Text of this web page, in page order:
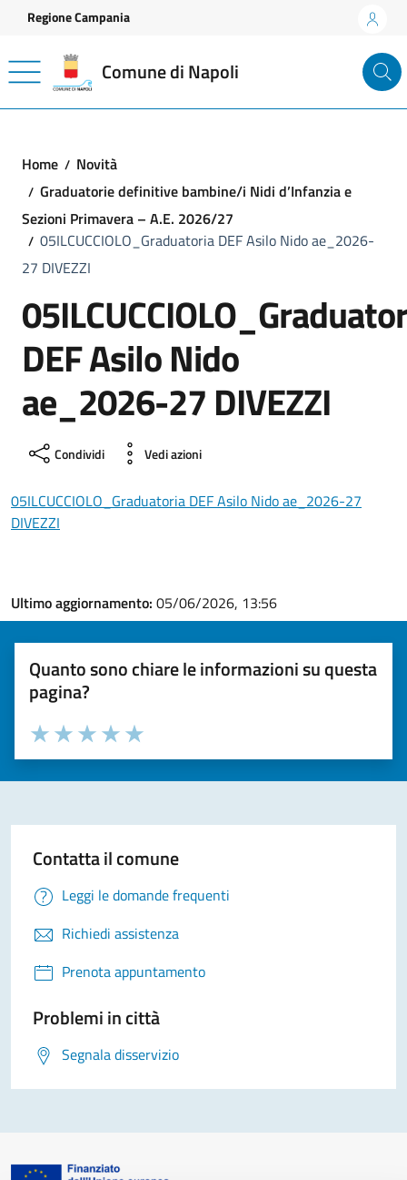
Vai ai contenuti
Vai al footer
Regione Campania
Comune di Napoli
Home
Novità
Graduatorie definitive bambine/i Nidi d’Infanzia e
Sezioni Primavera – A.E. 2026/27
05ILCUCCIOLO_Graduatoria DEF Asilo Nido ae_2026-
27 DIVEZZI
DEF Asilo Nido
ae_2026-27 DIVEZZI
Condividi Vedi azioni
05ILCUCCIOLO_Graduatoria DEF Asilo Nido ae_2026-27
DIVEZZI
Ultimo aggiornamento: 05/06/2026, 13:56
Quanto sono chiare le informazioni su questa
pagina?
Valuta la chiarezza delle informazioni (da 1 a 5 stelle)
Seleziona il numero di stelle per valutare la chiarezza delle
Valuta 5 stelle su 5
Valuta 4 stelle su 5
Valuta 3 stelle su 5
Valuta 2 stelle su 5
Valuta 1 stelle su 5
Contatta il comune
Leggi le domande frequenti
Richiedi assistenza
Prenota appuntamento
Problemi in città
Segnala disservizio